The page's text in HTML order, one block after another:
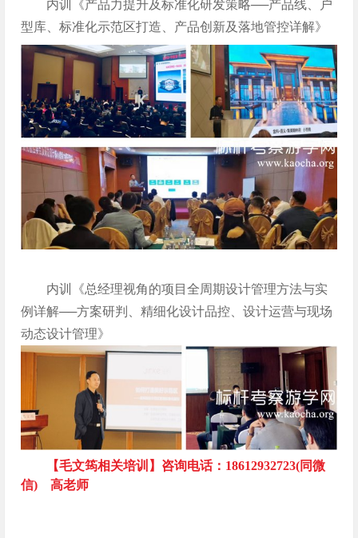
内训《产品力提升及标准化研发策略──产品线、户
型库、标准化示范区打造、产品创新及落地管控详解》
内训《总经理视角的项目全周期设计管理方法与实
例详解──方案研判、精细化设计品控、设计运营与现场
动态设计管理》
【毛文筠相关培训】咨询电话：18612932723(同微
信) 高老师